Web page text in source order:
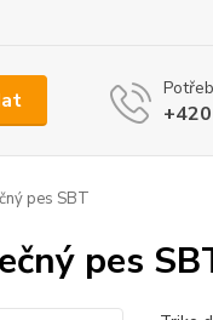
pes SBT
pes